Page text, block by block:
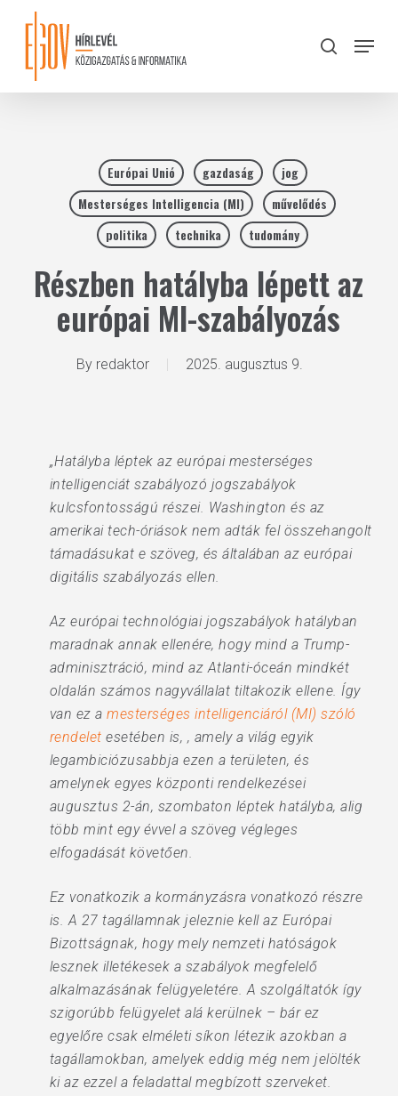
content
search
Menu
Európai Unió gazdaság
jog
Mesterséges Intelligencia (MI)
művelődés
politika
technika tudomány
Részben hatályba lépett az
európai MI-szabályozás
By redaktor 2025. augusztus 9.
„Hatályba léptek az európai mesterséges
intelligenciát szabályozó jogszabályok
kulcsfontosságú részei. Washington és az
amerikai tech-óriások nem adták fel összehangolt
támadásukat e szöveg, és általában az európai
digitális szabályozás ellen.
Az európai technológiai jogszabályok hatályban
maradnak annak ellenére, hogy mind a Trump-
adminisztráció, mind az Atlanti-óceán mindkét
oldalán számos nagyvállalat tiltakozik ellene. Így
van ez amesterséges intelligenciáról (MI) szóló
rendelet esetében is, , amely a világ egyik
legambiciózusabbja ezen a területen, és
amelynek egyes központi rendelkezései
augusztus 2-án, szombaton léptek hatályba, alig
több mint egy évvel a szöveg végleges
elfogadását követően.
Ez vonatkozik a kormányzásra vonatkozó részre
is. A 27 tagállamnak jeleznie kell az Európai
Bizottságnak, hogy mely nemzeti hatóságok
lesznek illetékesek a szabályok megfelelő
alkalmazásának felügyeletére. A szolgáltatók így
szigorúbb felügyelet alá kerülnek – bár ez
egyelőre csak elméleti síkon létezik azokban a
tagállamokban, amelyek eddig még nem jelölték
ki az ezzel a feladattal megbízott szerveket.
Close